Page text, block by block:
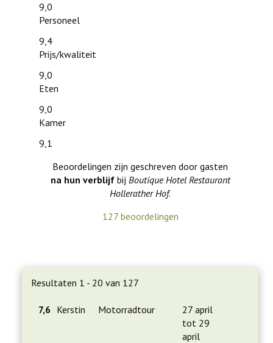
9,0
Personeel
9,4
Prijs/kwaliteit
9,0
Eten
9,0
Kamer
9,1
Beoordelingen zijn geschreven door gasten
na hun verblijf bij Boutique Hotel Restaurant
Hollerather Hof.
127 beoordelingen
Resultaten 1 - 20 van 127
7,6 Kerstin Motorradtour
27 april
tot 29
april